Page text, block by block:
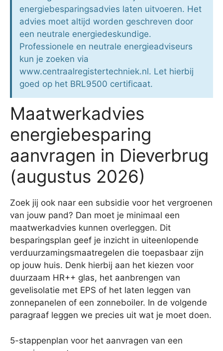
energiebesparingsadvies laten uitvoeren. Het
advies moet altijd worden geschreven door
een neutrale energiedeskundige.
Professionele en neutrale energieadviseurs
kun je zoeken via
www.centraalregistertechniek.nl. Let hierbij
goed op het BRL9500 certificaat.
Maatwerkadvies
energiebesparing
aanvragen in Dieverbrug
(augustus 2026)
Zoek jij ook naar een subsidie voor het vergroenen
van jouw pand? Dan moet je minimaal een
maatwerkadvies kunnen overleggen. Dit
besparingsplan geef je inzicht in uiteenlopende
verduurzamingsmaatregelen die toepasbaar zijn
op jouw huis. Denk hierbij aan het kiezen voor
duurzaam HR++ glas, het aanbrengen van
gevelisolatie met EPS of het laten leggen van
zonnepanelen of een zonneboiler. In de volgende
paragraaf leggen we precies uit wat je moet doen.
5-stappenplan voor het aanvragen van een